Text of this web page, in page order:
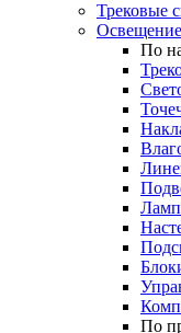
Трековые
Освещение
По
По